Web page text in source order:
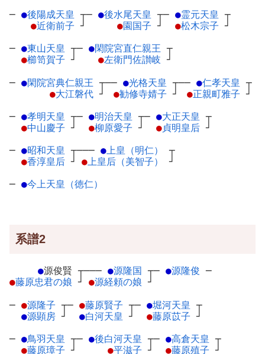
─ ●後陽成天皇 ┬
●近衛前子 ┘
─ ●後水尾天皇 ┬
●園国子 ┘
─ ●霊元天皇 ┬
●松木宗子 ┘
─ ●東山天皇 ┬
●櫛笥賀子 ┘
─ ●閑院宮直仁親王 ┬
●左衛門佐讃岐 ┘
─ ●閑院宮典仁親王 ┬
●大江磐代 ┘
── ●光格天皇 ┬
●勧修寺婧子 ┘
── ●仁孝天皇 ┬
●正親町雅子 ┘
─ ●孝明天皇 ┬
●中山慶子 ┘
─ ●明治天皇 ┬
●柳原愛子 ┘
─ ●大正天皇 ┬
●貞明皇后 ┘
─ ●昭和天皇 ┬
●香淳皇后 ┘
─── ●上皇（明仁）
┬
●上皇后（美智子） ┘
─ ●今上天皇（徳仁）
系譜2
●源俊賢 ┬
●藤原忠君の娘 ┘
─── ●源隆国
┬
●源経頼の娘 ┘
─ ●源隆俊 ─
─ ●源隆子 ┬
●源顕房 ┘
─ ●藤原賢子 ┬
●白河天皇 ┘
─ ●堀河天皇 ┬
●藤原苡子 ┘
─ ●鳥羽天皇 ┬
●藤原璋子 ┘
─ ●後白河天皇 ┬
●平滋子 ┘
─ ●高倉天皇 ┬
●藤原殖子 ┘